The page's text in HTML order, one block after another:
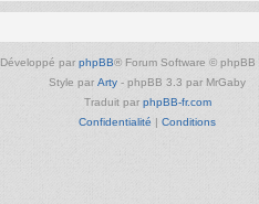
Développé par phpBB® Forum Software © phpBB
Style par Arty - phpBB 3.3 par MrGaby
Traduit par phpBB-fr.com
Confidentialité | Conditions